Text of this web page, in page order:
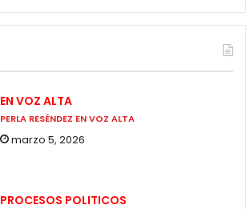
EN VOZ ALTA
PERLA RESÉNDEZ EN VOZ ALTA
marzo 5, 2026
PROCESOS POLITICOS